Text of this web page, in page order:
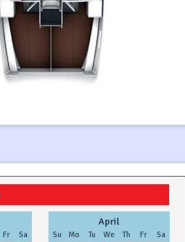
Fr Sa
April
Su Mo Tu We Th Fr Sa